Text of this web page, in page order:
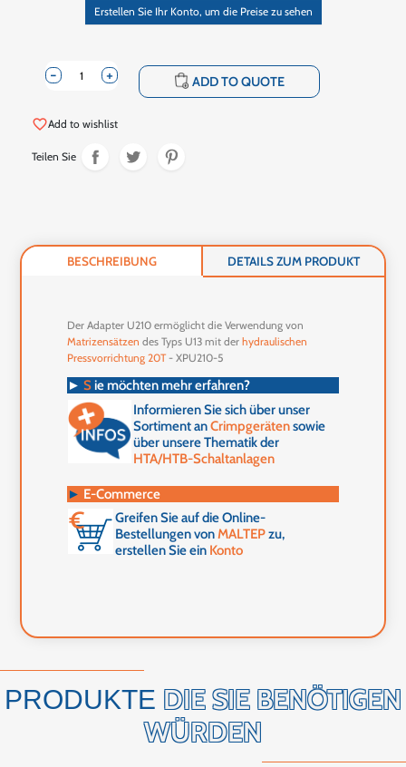
Erstellen Sie Ihr Konto, um die Preise zu sehen
+
- shopping_cart ADD TO QUOTE
favorite_borderAdd to wishlist
Teilen Sie
BESCHREIBUNG DETAILS ZUM PRODUKT
Der Adapter U210 ermöglicht die Verwendung von
Matrizensätzen des Typs U13 mit der hydraulischen
Pressvorrichtung 20T- XPU210-5
►S ie möchten mehr erfahren?
Informieren Sie sich über unser
Sortiment anCrimpgerätensowie
über unsere Thematik der
HTA/HTB-Schaltanlagen
► E-Commerce
Greifen Sie auf die Online-
Bestellungen vonMALTEPzu,
erstellen Sie ein Konto
PRODUKTE DIE SIE BENÖTIGEN
WÜRDEN